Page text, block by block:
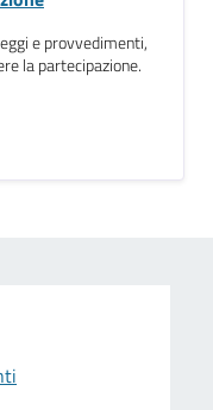
e provvedimenti,
la partecipazione.